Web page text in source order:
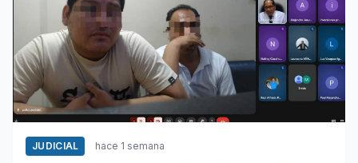
JUDICIAL hace 1 semana